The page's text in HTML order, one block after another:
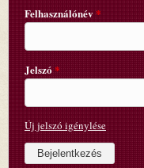
Felhasználónév*
Jelszó*
Új jelszó igénylése